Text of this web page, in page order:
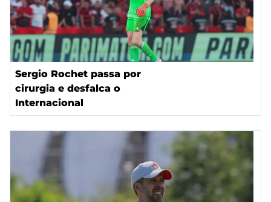
Sergio Rochet passa por
cirurgia e desfalca o
Internacional